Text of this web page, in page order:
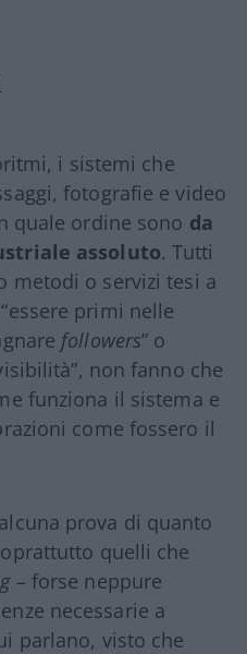
i sistemi che
fotografie e video
quale ordine sono da
assoluto. Tutti
metodi o servizi tesi a
primi nelle
followers” o
non fanno che
funziona il sistema e
come fossero il
prova di quanto
quelli che
– forse neppure
necessarie a
parlano, visto che